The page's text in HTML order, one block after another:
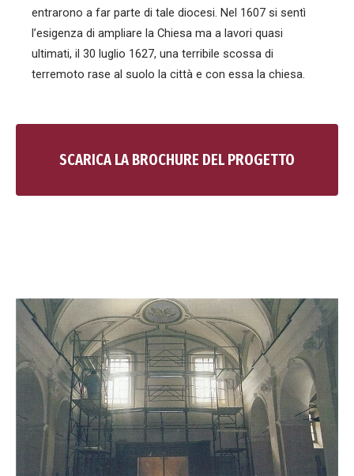
entrarono a far parte di tale diocesi. Nel 1607 si sentì
l’esigenza di ampliare la Chiesa ma a lavori quasi
ultimati, il 30 luglio 1627, una terribile scossa di
terremoto rase al suolo la città e con essa la chiesa.
SCARICA LA BROCHURE DEL PROGETTO